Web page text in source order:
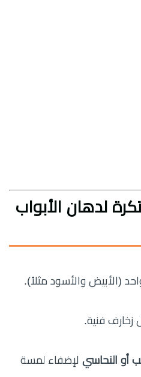
لدهان الأبواب
(الأبيض والأسود مثلاً).
زخارف فنية.
أو النحاسي لإضفاء لمسة